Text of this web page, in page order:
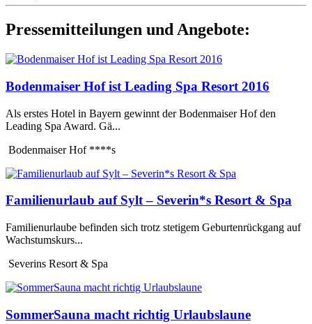
Pressemitteilungen und Angebote:
Bodenmaiser Hof ist Leading Spa Resort 2016
Als erstes Hotel in Bayern gewinnt der Bodenmaiser Hof den
Leading Spa Award. Gä...
Bodenmaiser Hof ****s
Familienurlaub auf Sylt – Severin*s Resort & Spa
Familienurlaube befinden sich trotz stetigem Geburtenrückgang auf
Wachstumskurs...
Severins Resort & Spa
SommerSauna macht richtig Urlaubslaune